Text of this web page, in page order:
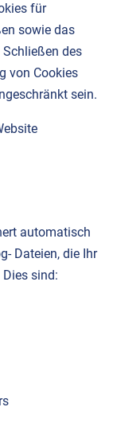
für
sowie das
des
von Cookies
sein.
automatisch
Dateien, die Ihr
sind: